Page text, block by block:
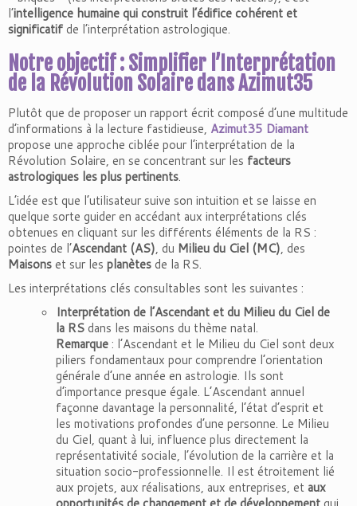
l’intelligence humaine qui construit l’édifice cohérent et
significatif de l’interprétation astrologique.
Notre objectif :Simplifier l’Interprétation
de la Révolution Solaire dans Azimut35
Plutôt que de proposer un rapport écrit composé d’une multitude
d’informations à la lecture fastidieuse, Azimut35 Diamant
propose une approche ciblée pour l’interprétation de la
Révolution Solaire, en se concentrant sur les facteurs
astrologiques les plus pertinents.
L’idée est que l’utilisateur suive son intuition et se laisse en
quelque sorte guider en accédant aux interprétations clés
obtenues en cliquant sur les différents éléments de la RS :
pointes de l’Ascendant (AS), du Milieu du Ciel (MC), des
Maisonset sur les planètes de la RS.
Les interprétations clés consultables sont les suivantes :
Interprétation de l’Ascendant et du Milieu du Ciel de
la RS dans les maisons du thème natal.
Remarque: l’Ascendant et le Milieu du Ciel sont deux
piliers fondamentaux pour comprendre l’orientation
générale d’une année en astrologie. Ils sont
d’importance presque égale. L’Ascendant annuel
façonne davantage la personnalité, l’état d’esprit et
les motivations profondes d’une personne. Le Milieu
du Ciel, quant à lui, influence plus directement la
représentativité sociale, l’évolution de la carrière et la
situation socio-professionnelle. Il est étroitement lié
aux projets, aux réalisations, aux entreprises, et aux